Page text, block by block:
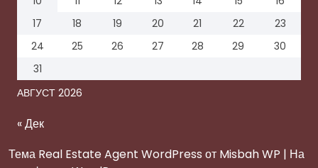
АВГУСТ 2026
17
18 19 20 21 22
23
24
25 26 27 28 29
30
31
« Дек
Тема Real Estate Agent WordPress от Misbah WP | На